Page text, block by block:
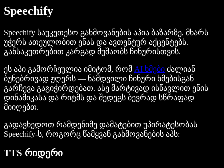
Speechify
Speechify საუკეთესო გახმოვანების აპია ბაზარზე, მხარს
უჭერს ათეულობით ენას და ავთენტურ აქცენტებს.
განსაკუთრებით კარგად მუშაობს ჩინურისთვის.
ეს აპი გამორჩეულია იმიტომ, რომ AI ხმები ძალიან
ბუნებრივად ჟღერს — ნამდვილი ჩინური ხმებისგან
გარჩევა გაგიჭირდებათ. ასე მარტივად ისწავლით ენის
დინამიკასა და რიტმს და შედეგს ბევრად სწრაფად
მიიღებთ.
გადავხედოთ რამდენიმე დამატებით უპირატესობას
Speechify-ს, როგორც წამყვან გახმოვანების აპს:
TTS რიდერი